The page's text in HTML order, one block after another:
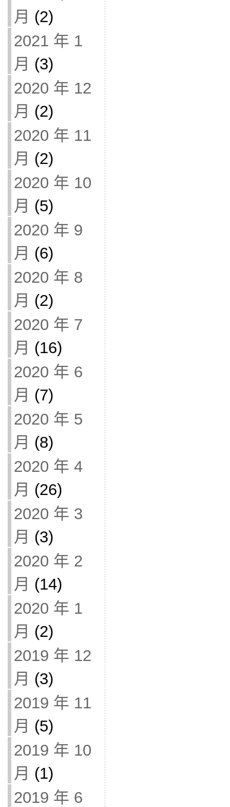
月 (2)
2021 年 1
月 (3)
2020 年 12
月 (2)
2020 年 11
月 (2)
2020 年 10
月 (5)
2020 年 9
月 (6)
2020 年 8
月 (2)
2020 年 7
月 (16)
2020 年 6
月 (7)
2020 年 5
月 (8)
2020 年 4
月 (26)
2020 年 3
月 (3)
2020 年 2
月 (14)
2020 年 1
月 (2)
2019 年 12
月 (3)
2019 年 11
月 (5)
2019 年 10
月 (1)
2019 年 6